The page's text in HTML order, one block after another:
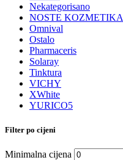
Nekategorisano
NOSTE KOZMETIKA
Omnival
Ostalo
Pharmaceris
Solaray
Tinktura
VICHY
XWhite
YURICO5
Filter po cijeni
Minimalna cijena